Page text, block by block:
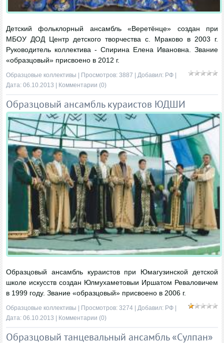
Детский фольклорный ансамбль «Веретёнце» создан при
МБОУ ДОД Центр детского творчества с. Мраково в 2003 г.
Руководитель коллектива - Спирина Елена Ивановна. Звание
«образцовый» присвоено в 2012 г.
Образцовые коллективы | Просмотров: 3887 | Добавил: РФ |
Дата: 06.10.2013 | Комментарии (0)
Образцовый ансамбль кураистов ЮДШИ
Образцовый ансамбль кураистов при Юмагузинской детской
школе искусств создан Юлмухаметовыи Иршатом Реваловичем
в 1999 году. Звание «образцовый» присвоено в 2006 г.
Образцовые коллективы | Просмотров: 3274 | Добавил: РФ |
Дата: 06.10.2013 | Комментарии (0)
Образцовый танцевальный ансамбль «Сулпан»